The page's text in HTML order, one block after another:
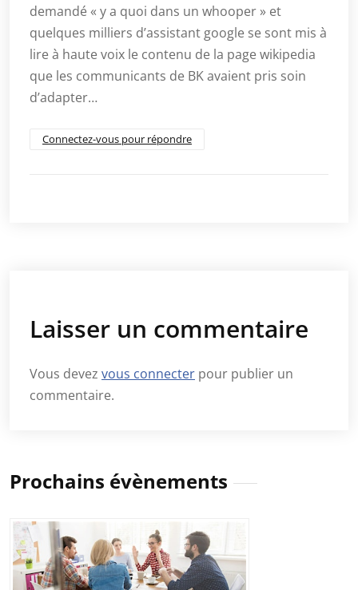
demandé « y a quoi dans un whooper » et
quelques milliers d’assistant google se sont mis à
lire à haute voix le contenu de la page wikipedia
que les communicants de BK avaient pris soin
d’adapter…
Connectez-vous pour répondre
Laisser un commentaire
Vous devez vous connecter pour publier un
commentaire.
Prochains évènements